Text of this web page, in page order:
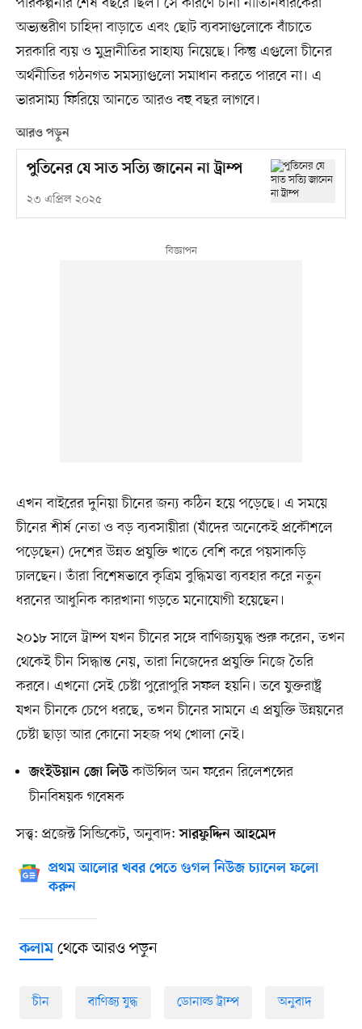
অভ্যন্তরীণ চাহিদা বাড়াতে এবং ছোট ব্যবসাগুলোকে বাঁচাতে
সরকারি ব্যয় ও মুদ্রানীতির সাহায্য নিয়েছে। কিন্তু এগুলো চীনের
অর্থনীতির গঠনগত সমস্যাগুলো সমাধান করতে পারবে না। এ
ভারসাম্য ফিরিয়ে আনতে আরও বহু বছর লাগবে।
আরও পড়ুন
পুতিনের যে সাত সত্যি জানেন না ট্রাম্প
২৩ এপ্রিল ২০২৫
এখন বাইরের দুনিয়া চীনের জন্য কঠিন হয়ে পড়েছে। এ সময়ে
চীনের শীর্ষ নেতা ও বড় ব্যবসায়ীরা (যাঁদের অনেকেই প্রকৌশলে
পড়েছেন) দেশের উন্নত প্রযুক্তি খাতে বেশি করে পয়সাকড়ি
ঢালছেন। তাঁরা বিশেষভাবে কৃত্রিম বুদ্ধিমত্তা ব্যবহার করে নতুন
ধরনের আধুনিক কারখানা গড়তে মনোযোগী হয়েছেন।
২০১৮ সালে ট্রাম্প যখন চীনের সঙ্গে বাণিজ্যযুদ্ধ শুরু করেন, তখন
থেকেই চীন সিদ্ধান্ত নেয়, তারা নিজেদের প্রযুক্তি নিজে তৈরি
করবে। এখনো সেই চেষ্টা পুরোপুরি সফল হয়নি। তবে যুক্তরাষ্ট্র
যখন চীনকে চেপে ধরছে, তখন চীনের সামনে এ প্রযুক্তি উন্নয়নের
চেষ্টা ছাড়া আর কোনো সহজ পথ খোলা নেই।
জংইউয়ান জো লিউকাউন্সিল অন ফরেন রিলেশন্সের
চীনবিষয়ক গবেষক
সত্ত্ব: প্রজেক্ট সিন্ডিকেট, অনুবাদ:সারফুদ্দিন আহমেদ
প্রথম আলোর খবর পেতে গুগল নিউজ চ্যানেল ফলো
করুন
কলামথেকে আরও পড়ুন
চীন বাণিজ্য যুদ্ধ ডোনাল্ড ট্রাম্প অনুবাদ